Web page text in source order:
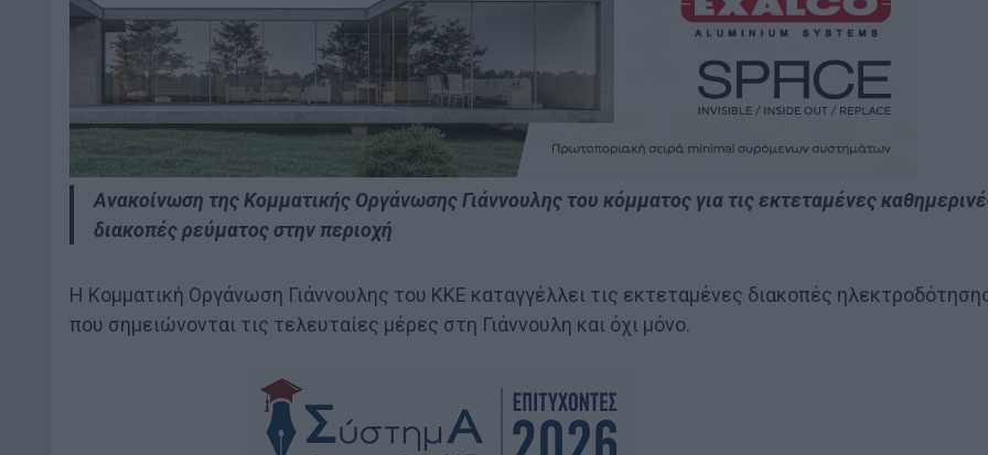
Ανακοίνωση της Κομματικής Οργάνωσης Γιάννουλης του κόμματος για τις εκτεταμένες
διακοπές ρεύματος στην περιοχή
Η Κομματική Οργάνωση Γιάννουλης του ΚΚΕ καταγγέλλει τις εκτεταμένες διακοπές
που σημειώνονται τις τελευταίες μέρες στη Γιάννουλη και όχι μόνο.